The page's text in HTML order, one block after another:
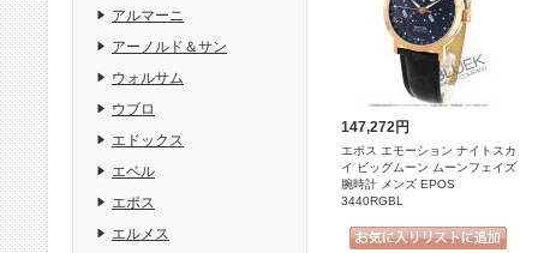
147,272円
エポス エモーション ナイトスカ
イ ビッグムーン ムーンフェイズ
腕時計 メンズ EPOS
3440RGBL
アルマーニ
アーノルド＆サン
ウォルサム
ウブロ
エドックス
エベル
エポス
エルメス